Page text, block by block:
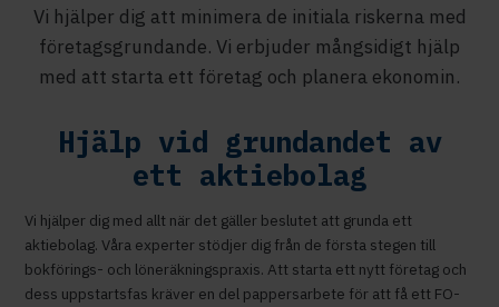
Vi hjälper dig att minimera de initiala riskerna med
företagsgrundande. Vi erbjuder mångsidigt hjälp
med att starta ett företag och planera ekonomin.
Hjälp vid grundandet av
ett aktiebolag
Vi hjälper dig med allt när det gäller beslutet att grunda ett
aktiebolag. Våra experter stödjer dig från de första stegen till
bokförings- och löneräkningspraxis. Att starta ett nytt företag och
dess uppstartsfas kräver en del pappersarbete för att få ett FO-